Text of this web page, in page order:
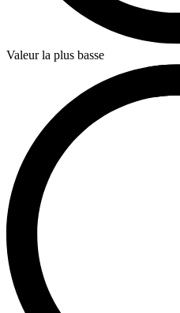
Valeur la plus basse